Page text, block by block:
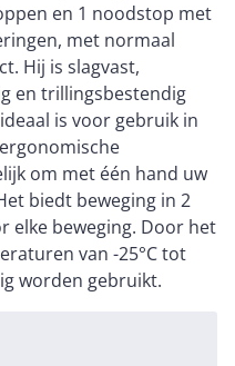
en 1 noodstop met
met normaal
Hij is slagvast,
en trillingsbestendig
is voor gebruik in
om met één hand uw
biedt beweging in 2
elke beweging. Door het
van -25°C tot
worden gebruikt.